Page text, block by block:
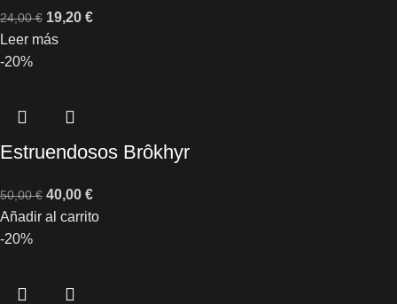
24,00€ 19,20 €
Leer más
-20%
Estruendosos Brôkhyr
50,00€ 40,00 €
Añadir al carrito
-20%